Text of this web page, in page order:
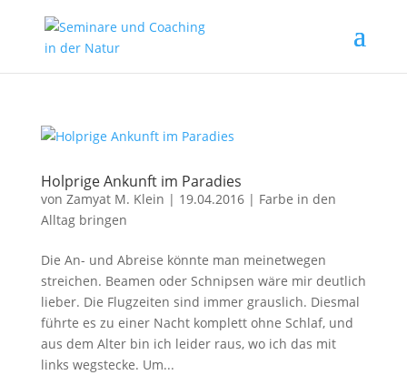
Holprige Ankunft im Paradies
von Zamyat M. Klein | 19.04.2016| Farbe in den
Alltag bringen
Die An- und Abreise könnte man meinetwegen
streichen. Beamen oder Schnipsen wäre mir deutlich
lieber. Die Flugzeiten sind immer grauslich. Diesmal
führte es zu einer Nacht komplett ohne Schlaf, und
aus dem Alter bin ich leider raus, wo ich das mit
links wegstecke. Um...